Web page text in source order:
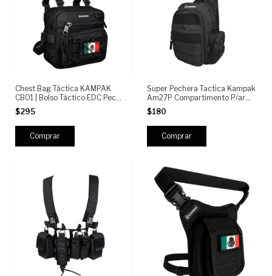
Chest Bag Táctica KAMPAK
CB01 | Bolso Táctico EDC Pecho
Hombre | Mochila Pecho Militar
con Sistema MOLLE y
Compartimentos | Tactical
Chest Bag
$295
Super Pechera Tactica Kampak
Am27P Compartimento P/arma
Multiusos
$180
Comprar